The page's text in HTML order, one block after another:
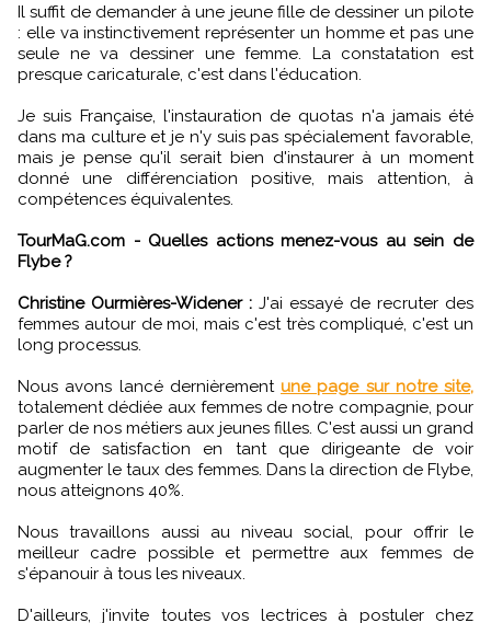
Il suffit de demander à une jeune fille de dessiner un pilote
: elle va instinctivement représenter un homme et pas une
seule ne va dessiner une femme. La constatation est
presque caricaturale, c'est dans l'éducation.
Je suis Française, l'instauration de quotas n'a jamais été
dans ma culture et je n'y suis pas spécialement favorable,
mais je pense qu'il serait bien d'instaurer à un moment
donné une différenciation positive, mais attention, à
compétences équivalentes.
TourMaG.com - Quelles actions menez-vous au sein de
Flybe ?
Christine Ourmières-Widener : J'ai essayé de recruter des
femmes autour de moi, mais c'est très compliqué, c'est un
long processus.
Nous avons lancé dernièrement une page sur notre site,
totalement dédiée aux femmes de notre compagnie, pour
parler de nos métiers aux jeunes filles. C'est aussi un grand
motif de satisfaction en tant que dirigeante de voir
augmenter le taux des femmes. Dans la direction de Flybe,
nous atteignons 40%.
Nous travaillons aussi au niveau social, pour offrir le
meilleur cadre possible et permettre aux femmes de
s'épanouir à tous les niveaux.
D'ailleurs, j'invite toutes vos lectrices à postuler chez